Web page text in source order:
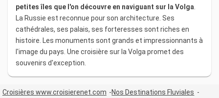
petites îles que l'on découvre en naviguant sur la Volga
La Russie est reconnue pour son architecture. Ses
cathédrales, ses palais, ses forteresses sont riches en
histoire. Les monuments sont grands et impressionnants à
l'image du pays. Une croisière sur la Volga promet des
souvenirs d'exception.
Croisières www.croisierenet.com
Nos Destinations Fluviales